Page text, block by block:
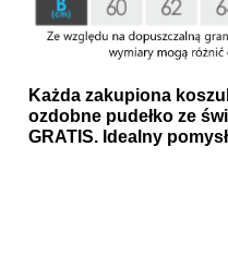
Każda zakupiona
ozdobne pudełko ze
GRATIS. Idealny